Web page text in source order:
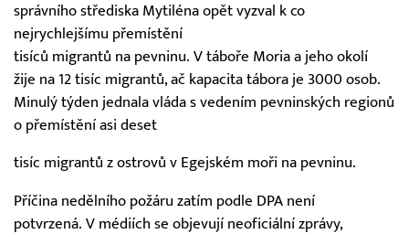
správního střediska Mytiléna opět vyzval k co
nejrychlejšímu přemístění
tisíců migrantů na pevninu. V táboře Moria a jeho okolí
žije na 12 tisíc migrantů, ač kapacita tábora je 3000 osob.
Minulý týden jednala vláda s vedením pevninských regionů
o přemístění asi deset
tisíc migrantů z ostrovů v Egejském moři na pevninu.
Příčina nedělního požáru zatím podle DPA není
potvrzená. V médiích se objevují neoficiální zprávy,